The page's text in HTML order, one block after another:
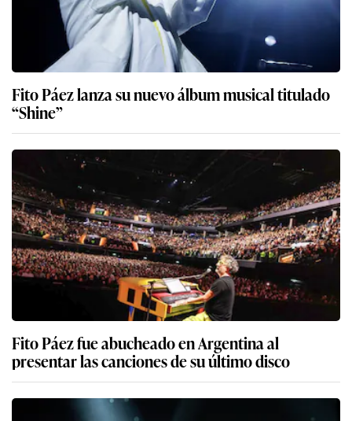
Fito Páez lanza su nuevo álbum musical titulado
“Shine”
Fito Páez fue abucheado en Argentina al
presentar las canciones de su último disco